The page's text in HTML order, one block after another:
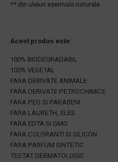
** din uleiuri esentiale naturale
Acest produs este:
100% BIODEGRADABIL
100% VEGETAL
FARA DERIVATE ANIMALE
FARA DERIVATE PETROCHIMICE
FARA PEG SI PARABENI
FARA LAURETH, SLES
FARA EDTA SI GMO
FARA COLORANTI SI SILICON
FARA PARFUM SINTETIC
TESTAT DERMATOLOGIC